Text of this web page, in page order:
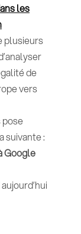
les
plusieurs
de
vers
pose
suivante :
Google